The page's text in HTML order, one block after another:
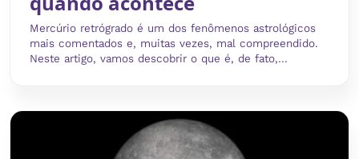
Mercúrio retrógrado é um dos fenômenos astrológicos
mais comentados e, muitas vezes, mal compreendido.
Neste artigo, vamos descobrir o que é, de fato,...